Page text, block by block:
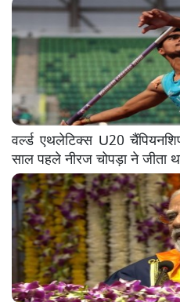
वर्ल्ड एथलेटिक्स U20
साल पहले नीरज चोपड़ा ने जीता